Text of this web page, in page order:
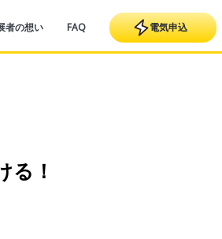
者の想い FAQ 電気申込
る！